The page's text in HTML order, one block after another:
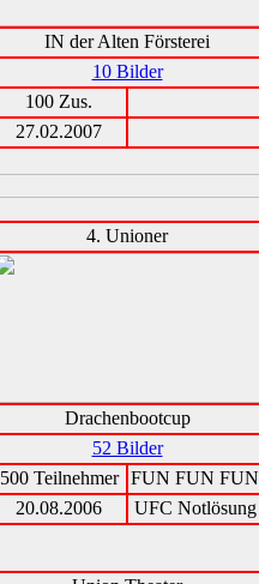
IN der Alten Försterei
10 Bilder
100 Zus.
27.02.2007
4. Unioner
Drachenbootcup
52 Bilder
500 Teilnehmer
FUN FUN FUN
20.08.2006
UFC Notlösung